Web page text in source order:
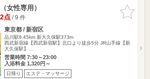
お気に入
りに追加
女性専用）
点/ 9 件
東京都 / 新宿区
品川駅8.45km 新大久保駅373m
西武新宿線【西武新宿駅】北口より徒歩5分 JR山手線【新
大久保駅】…
営業時間 7:30～23:00
入浴料金 1,320円～
日帰り エステ・マッサージ